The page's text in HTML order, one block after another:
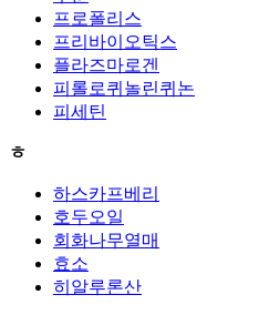
프로폴리스
프리바이오틱스
플라즈마로겐
피롤로퀴놀린퀴논
피세틴
ㅎ
하스카프베리
호두오일
회화나무열매
효소
히알루론산